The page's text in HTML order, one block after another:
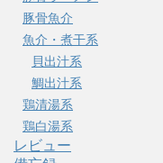
豚骨魚介
魚介・煮干系
貝出汁系
鯛出汁系
鶏清湯系
鶏白湯系
レビュー